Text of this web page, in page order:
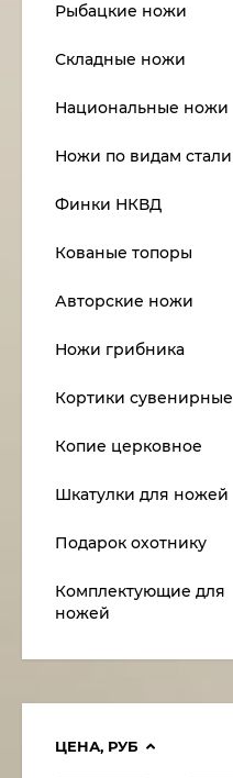
Рыбацкие ножи
Складные ножи
Национальные ножи
Ножи по видам стали
Финки НКВД
Кованые топоры
Авторские ножи
Ножи грибника
Кортики сувенирные
Копие церковное
Шкатулки для ножей
Подарок охотнику
Комплектующие для
ножей
ЦЕНА, РУБ